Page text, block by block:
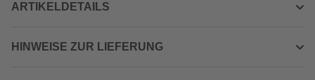
ARTIKELDETAILS
HINWEISE ZUR LIEFERUNG